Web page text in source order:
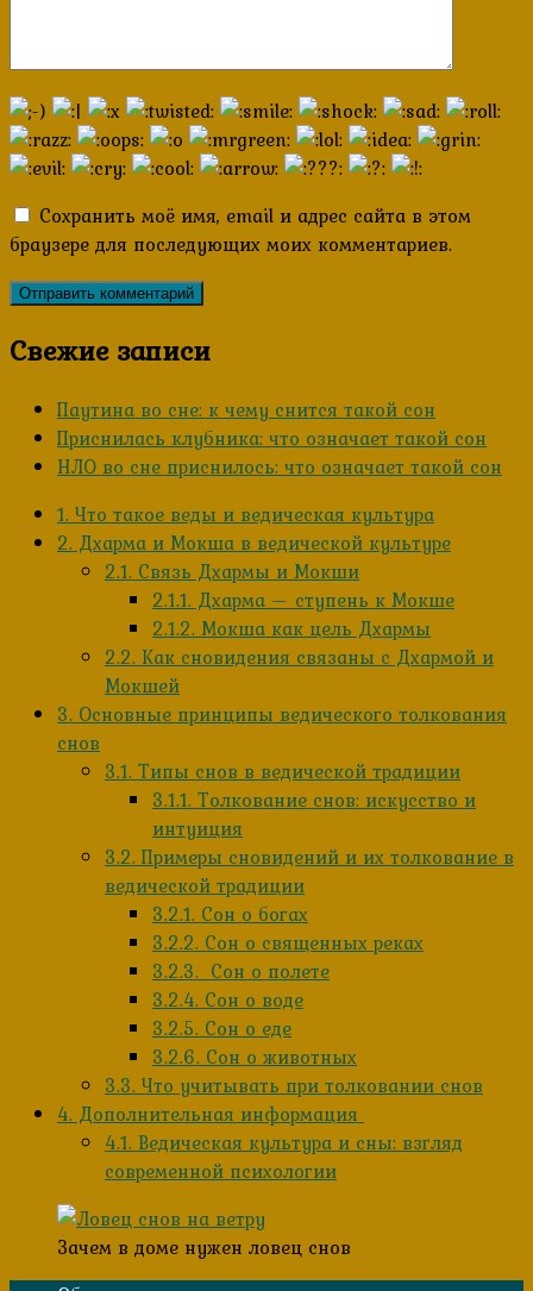
Сохранить моё имя, email и адрес сайта в этом
браузере для последующих моих комментариев.
Свежие записи
Паутина во сне: к чему снится такой сон
Приснилась клубника: что означает такой сон
НЛО во сне приснилось: что означает такой сон
1. Что такое веды и ведическая культура
2. Дхарма и Мокша в ведической культуре
2.1. Связь Дхармы и Мокши
2.1.1. Дхарма — ступень к Мокше
2.1.2. Мокша как цель Дхармы
2.2. Как сновидения связаны с Дхармой и
Мокшей
3. Основные принципы ведического толкования
снов
3.1. Типы снов в ведической традиции
3.1.1. Толкование снов: искусство и
интуиция
3.2. Примеры сновидений и их толкование в
ведической традиции
3.2.1. Сон о богах
3.2.2. Сон о священных реках
3.2.3. Сон о полете
3.2.4. Сон о воде
3.2.5. Сон о еде
3.2.6. Сон о животных
3.3. Что учитывать при толковании снов
4. Дополнительная информация
4.1. Ведическая культура и сны: взгляд
современной психологии
Зачем в доме нужен ловец снов